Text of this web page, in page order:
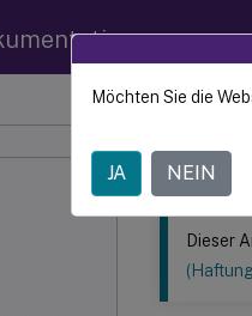
Dieser Inhalt
Linux
Dieser
Möchten Sie die
JA NEIN